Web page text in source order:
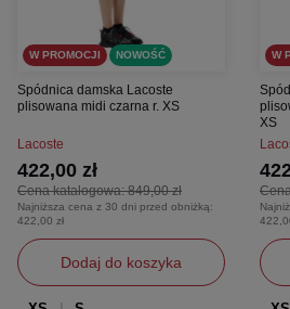
W PROMOCJI NOWOŚĆ
Spódnica damska Lacoste
plisowana midi czarna r. XS
Lacoste
Cena katalogowa:849,00 zł
422,00 zł
Najniższa cena z 30 dni przed obniżką:
422,00 zł
Dodaj do koszyka
W
XS